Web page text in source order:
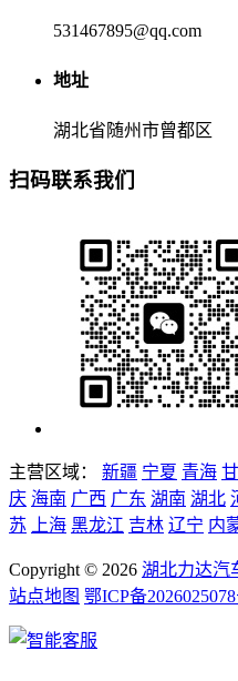
531467895@qq.com
地址
湖北省随州市曾都区
扫码联系我们
主营区域： 新疆 宁夏 青海
庆 海南 广西 广东 湖南 湖北
苏
上海 黑龙江 吉林 辽宁 内
Copyright © 2026 湖北力达汽
站点地图 鄂ICP备